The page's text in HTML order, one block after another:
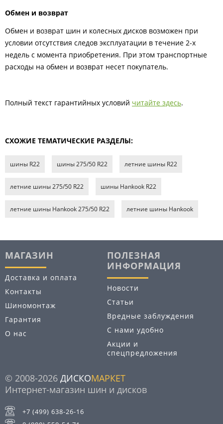
Обмен и возврат
Обмен и возврат шин и колесных дисков возможен при
условии отсутствия следов эксплуатации в течение 2-х
недель с момента приобретения. При этом транспортные
расходы на обмен и возврат несет покупатель.
Полный текст гарантийных условий читайте здесь.
СХОЖИЕ ТЕМАТИЧЕСКИЕ РАЗДЕЛЫ:
шины R22 шины 275/50 R22 летние шины R22
летние шины 275/50 R22 шины Hankook R22
летние шины Hankook 275/50 R22 летние шины Hankook
МАГАЗИН
Доставка и оплата
Контакты
Шиномонтаж
Гарантия
О нас
ПОЛЕЗНАЯ
ИНФОРМАЦИЯ
Новости
Статьи
Вредные заблуждения
С нами удобно
Акции и
спецпредложения
© 2008-2026 ДИСКОМАРКЕТ
Интернет-магазин шин и дисков
+7 (499) 638-26-16